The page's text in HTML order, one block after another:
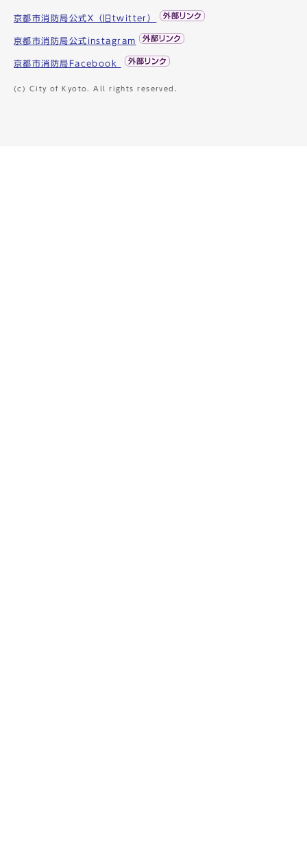
京都市消防局公式X（旧twitter）
京都市消防局公式instagram
京都市消防局Facebook
(c) City of Kyoto. All rights reserved.